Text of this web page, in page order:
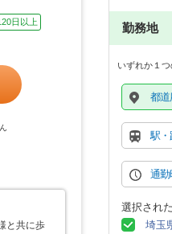
日以上
と共に歩
勤務地
いずれか１
都道
駅・
通勤
選択され
埼玉